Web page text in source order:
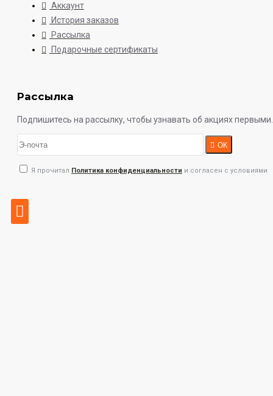
Аккаунт
История заказов
Рассылка
Подарочные сертификаты
Рассылка
Подпишитесь на рассылку, чтобы узнавать об акциях первыми.
ОК
Я прочитал Политика конфиденциальности и согласен с условиями